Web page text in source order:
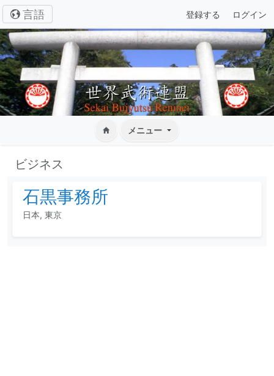
言語 登録する ログイン
メニュー
ビジネス
石黒事務所
日本, 東京